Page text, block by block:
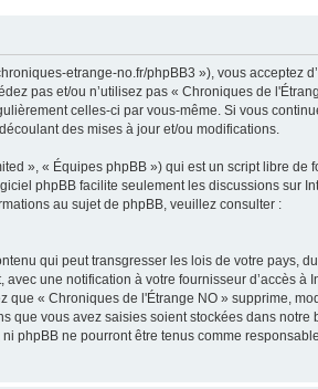
etrange-no.fr/phpBB3 »), vous acceptez
pas et/ou n’utilisez pas « Chroniques de
celles-ci par vous-même. Si vous
des mises à jour et/ou modifications.
», « Équipes phpBB ») qui est un script libre de
phpBB facilite seulement les discussions sur
au sujet de phpBB, veuillez consulter :
qui peut transgresser les lois de votre pays,
une notification à votre fournisseur d’accès à
que « Chroniques de l'Étrange NO » supprime,
que vous avez saisies soient stockées dans notre
phpBB ne pourront être tenus comme